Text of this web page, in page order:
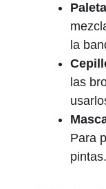
la
las
Para
pintas.